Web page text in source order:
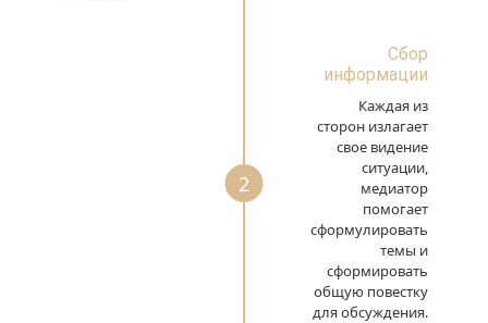
2
Сбор
информации
Каждая из
сторон излагает
свое видение
ситуации,
медиатор
помогает
сформулировать
темы и
сформировать
общую повестку
для обсуждения.